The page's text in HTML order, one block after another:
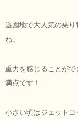
遊園地で大人気の乗
ね。
重力を感じることが
満点です！
小さい頃はジェットコ